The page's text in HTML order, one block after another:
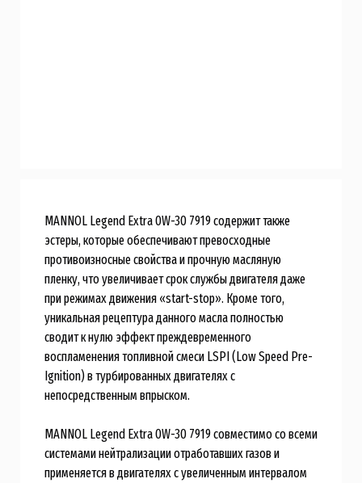
MANNOL Legend Extra 0W-30 7919 содержит также
эстеры, которые обеспечивают превосходные
противоизносные свойства и прочную масляную
пленку, что увеличивает срок службы двигателя даже
при режимах движения «start-stop». Кроме того,
уникальная рецептура данного масла полностью
сводит к нулю эффект преждевременного
воспламенения топливной смеси LSPI (Low Speed Pre-
Ignition) в турбированных двигателях с
непосредственным впрыском.
MANNOL Legend Extra 0W-30 7919 совместимо со всеми
системами нейтрализации отработавших газов и
применяется в двигателях с увеличенным интервалом